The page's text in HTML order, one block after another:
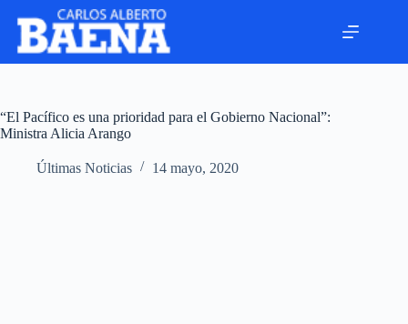
“El Pacífico es una prioridad para el Gobierno Nacional”:
Ministra Alicia Arango
Últimas Noticias 14 mayo, 2020